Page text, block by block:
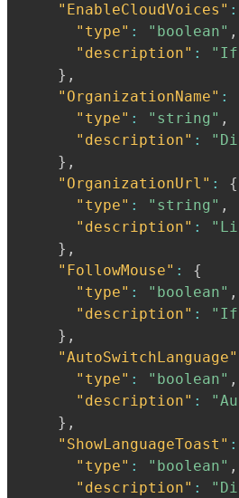
"EnableCloudVoices" :
"type" : "boolean" ,
"description" :
"If
} ,
"OrganizationName" :
"type" : "string" ,
"description" :
} ,
"OrganizationUrl" :
{
"type" : "string" ,
"description" :
} ,
"FollowMouse" :
{
"type" : "boolean" ,
"description" :
"If
} ,
"AutoSwitchLanguage"
"type" : "boolean" ,
"description" :
} ,
"ShowLanguageToast" :
"type" : "boolean" ,
"description" :